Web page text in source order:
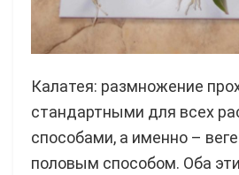
Калатея: размножение
стандартными для всех
способами, а именно –
половым способом. Оба